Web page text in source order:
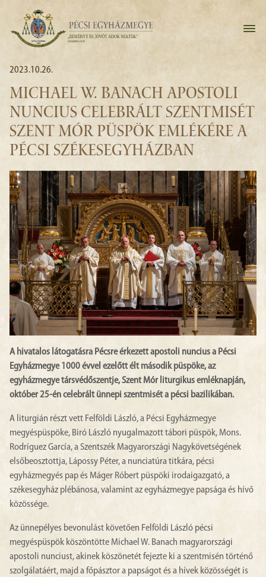
2023.10.26.
MICHAEL W. BANACH APOSTOLI
NUNCIUS CELEBRÁLT SZENTMISÉT
SZENT MÓR PÜSPÖK EMLÉKÉRE A
PÉCSI SZÉKESEGYHÁZBAN
A hivatalos látogatásra Pécsre érkezett apostoli nuncius a Pécsi
Egyházmegye 1000 évvel ezelőtt élt második püspöke, az
egyházmegye társvédőszentje, Szent Mór liturgikus emléknapján,
október 25-én celebrált ünnepi szentmisét a pécsi bazilikában.
A liturgián részt vett Felföldi László, a Pécsi Egyházmegye
megyéspüspöke, Biró László nyugalmazott tábori püspök, Mons.
Rodríguez García, a Szentszék Magyarországi Nagykövetségének
elsőbeosztottja, Lápossy Péter, a nunciatúra titkára, pécsi
egyházmegyés pap és Máger Róbert püspöki irodaigazgató, a
székesegyház plébánosa, valamint az egyházmegye papsága és hívő
közössége.
Az ünnepélyes bevonulást követően Felföldi László pécsi
megyéspüspök köszöntötte Michael W. Banach magyarországi
apostoli nunciust, akinek köszönetét fejezte ki a szentmisén történő
szolgálatáért, majd a főpásztor a papságot és a hívek közösségét is